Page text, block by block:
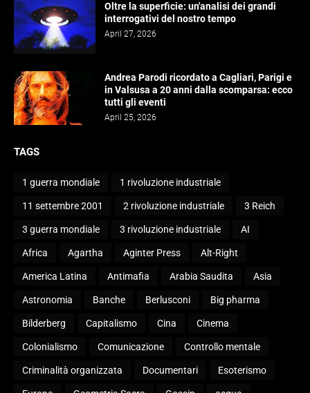
Oltre la superficie: un'analisi dei grandi
interrogativi del nostro tempo
April 27, 2026
Andrea Parodi ricordato a Cagliari, Parigi e
in Valsusa a 20 anni dalla scomparsa: ecco
tutti gli eventi
April 25, 2026
TAGS
1 guerra mondiale 1 rivoluzione industriale
11 settembre 2001 2 rivoluzione industriale 3 Reich
3 guerra mondiale 3 rivoluzione industriale AI
Africa Agartha Aginter Press Alt-Right
America Latina Antimafia Arabia Saudita Asia
Astronomia Banche Berlusconi Big pharma
Bilderberg Capitalismo Cina Cinema
Colonialismo Comunicazione Controllo mentale
Criminalità organizzata Documentari Esoterismo